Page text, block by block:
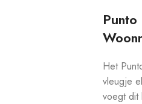
Het
vleugje
voegt dit